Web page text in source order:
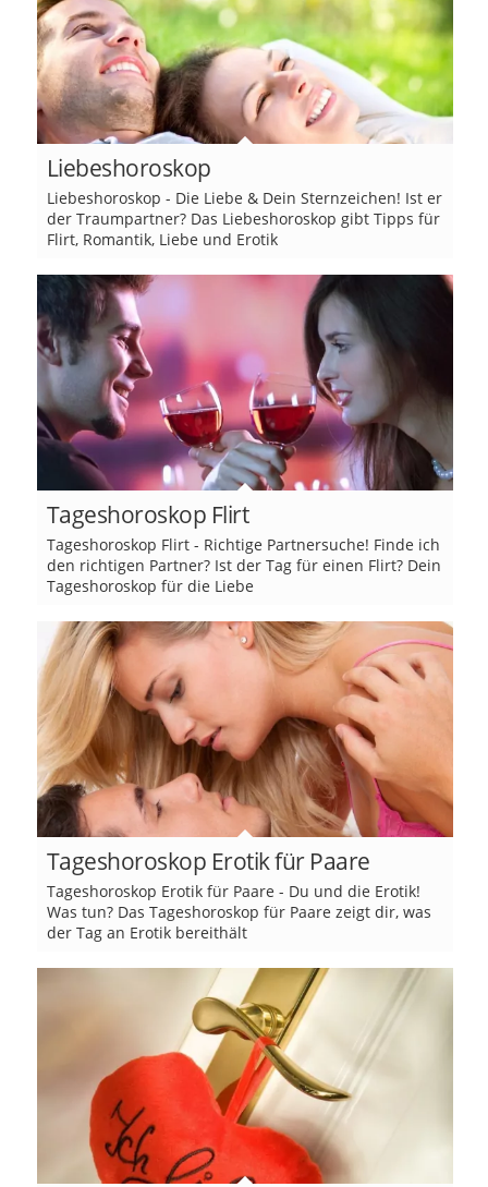
Liebeshoroskop
Liebeshoroskop - Die Liebe & Dein Sternzeichen! Ist er
der Traumpartner? Das Liebeshoroskop gibt Tipps für
Flirt, Romantik, Liebe und Erotik
Tageshoroskop Flirt
Tageshoroskop Flirt - Richtige Partnersuche! Finde ich
den richtigen Partner? Ist der Tag für einen Flirt? Dein
Tageshoroskop für die Liebe
Tageshoroskop Erotik für Paare
Tageshoroskop Erotik für Paare - Du und die Erotik!
Was tun? Das Tageshoroskop für Paare zeigt dir, was
der Tag an Erotik bereithält